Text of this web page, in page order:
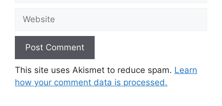
This site uses Akismet to reduce spam. Learn
how your comment data is processed.